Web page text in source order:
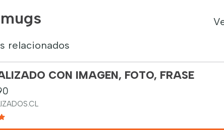
relacionados
CON IMAGEN, FOTO, FRASE